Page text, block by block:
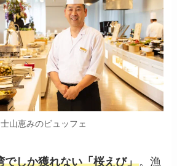
山恵みのビュッフェ
でしか獲れない「桜えび」。漁